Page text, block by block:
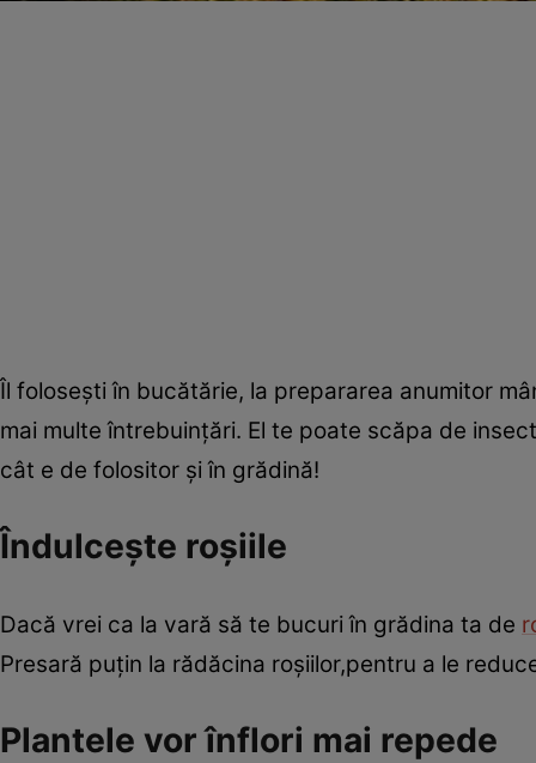
Îl foloseşti în bucătărie, la prepararea anumitor
mai multe întrebuinţări. El te poate scăpa de
cât e de folositor şi în grădină!
Îndulceşte roşiile
Dacă vrei ca la vară să te bucuri în grădina ta de
Presară puţin la rădăcina roşiilor,pentru a le
Plantele vor înflori mai repede